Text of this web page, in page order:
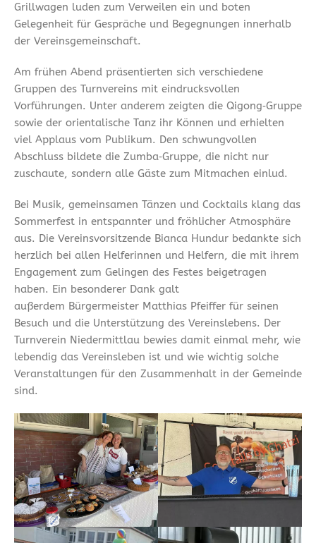
Grillwagen luden zum Verweilen ein und boten
Gelegenheit für Gespräche und Begegnungen innerhalb
der Vereinsgemeinschaft.
Am frühen Abend präsentierten sich verschiedene
Gruppen des Turnvereins mit eindrucksvollen
Vorführungen. Unter anderem zeigten die Qigong‑Gruppe
sowie der orientalische Tanz ihr Können und erhielten
viel Applaus vom Publikum. Den schwungvollen
Abschluss bildete die Zumba‑Gruppe, die nicht nur
zuschaute, sondern alle Gäste zum Mitmachen einlud.
Bei Musik, gemeinsamen Tänzen und Cocktails klang das
Sommerfest in entspannter und fröhlicher Atmosphäre
aus. Die Vereinsvorsitzende Bianca Hundur bedankte sich
herzlich bei allen Helferinnen und Helfern, die mit ihrem
Engagement zum Gelingen des Festes beigetragen
haben. Ein besonderer Dank galt
außerdem Bürgermeister Matthias Pfeiffer für seinen
Besuch und die Unterstützung des Vereinslebens. Der
Turnverein Niedermittlau bewies damit einmal mehr, wie
lebendig das Vereinsleben ist und wie wichtig solche
Veranstaltungen für den Zusammenhalt in der Gemeinde
sind.